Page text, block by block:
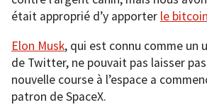
était approprié d’y apporter le bitcoin
Elon Musk, qui est connu comme un
de Twitter, ne pouvait pas laisser
nouvelle course à l’espace a
patron de SpaceX.